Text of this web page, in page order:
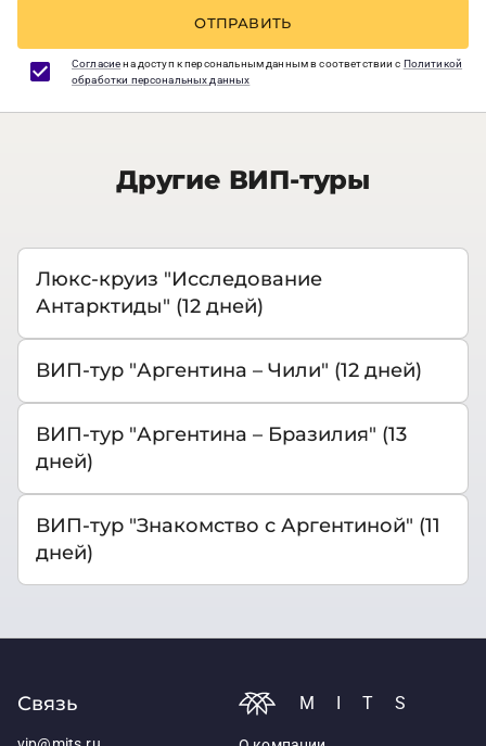
ОТПРАВИТЬ
Согласиена доступ к персональным данным в соответствии с Политикой
обработки персональных данных
Другие ВИП-туры
Люкс-круиз "Исследование
Антарктиды" (12 дней)
ВИП-тур "Аргентина – Чили" (12 дней)
ВИП-тур "Аргентина – Бразилия" (13
дней)
ВИП-тур "Знакомство с Аргентиной" (11
дней)
Связь MITS